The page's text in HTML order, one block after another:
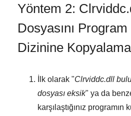
Yöntem 2:
Dosyasını
Dizinine Kopyalama
İlk olarak "Clrviddc.dll
dosyası eksik" ya da
karşılaştığınız